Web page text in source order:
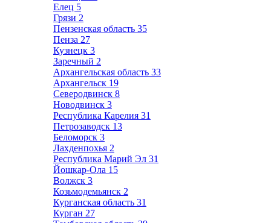
Елец 5
Грязи 2
Пензенская область 35
Пенза 27
Кузнецк 3
Заречный 2
Архангельская область 33
Архангельск 19
Северодвинск 8
Новодвинск 3
Республика Карелия 31
Петрозаводск 13
Беломорск 3
Лахденпохья 2
Республика Марий Эл 31
Йошкар-Ола 15
Волжск 3
Козьмодемьянск 2
Курганская область 31
Курган 27